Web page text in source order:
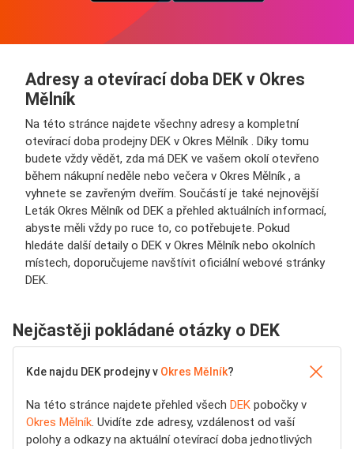
Adresy a otevírací doba DEK v Okres
Mělník
Na této stránce najdete všechny adresy a kompletní
otevírací doba prodejny DEK v Okres Mělník . Díky tomu
budete vždy vědět, zda má DEK ve vašem okolí otevřeno
během nákupní neděle nebo večera v Okres Mělník , a
vyhnete se zavřeným dveřím. Součástí je také nejnovější
Leták Okres Mělník od DEK a přehled aktuálních informací,
abyste měli vždy po ruce to, co potřebujete. Pokud
hledáte další detaily o DEK v Okres Mělník nebo okolních
místech, doporučujeme navštívit oficiální webové stránky
DEK.
Nejčastěji pokládané otázky o DEK
Kde najdu DEK prodejny v Okres Mělník?
Na této stránce najdete přehled všech DEK pobočky v
Okres Mělník. Uvidíte zde adresy, vzdálenost od vaší
polohy a odkazy na aktuální otevírací doba jednotlivých